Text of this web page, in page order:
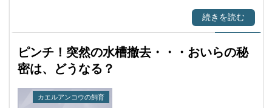
続きを読む
ピンチ！突然の水槽撤去・・・おいらの秘
密は、どうなる？
カエルアンコウの飼育